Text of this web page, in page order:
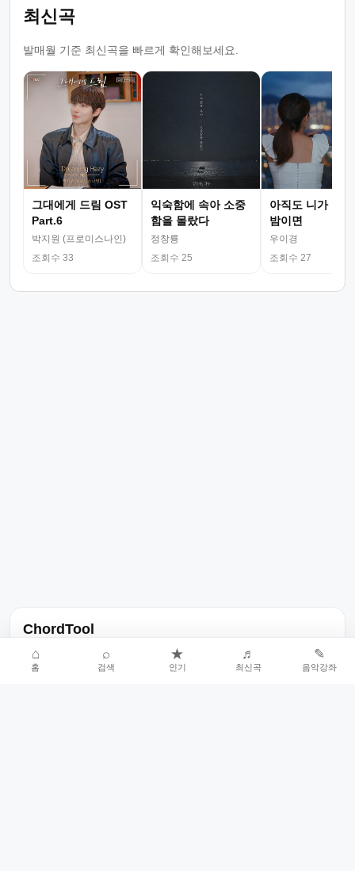
최신곡
발매월 기준 최신곡을 빠르게 확인해보세요.
그대에게 드림 OST
Part.6
박지원 (프로미스나인)
조회수 33
익숙함에 속아 소중
함을 몰랐다
정창룡
조회수 25
아직도 니가 그
밤이면
우이경
조회수 27
ChordTool
노래 가사, 곡 정보, 코드, 악보를 한곳에서 찾을 수 있는 음악 정보
서비스입니다.
⌂
홈
⌕
검색
★
인기
♬
최신곡
✎
음악강좌